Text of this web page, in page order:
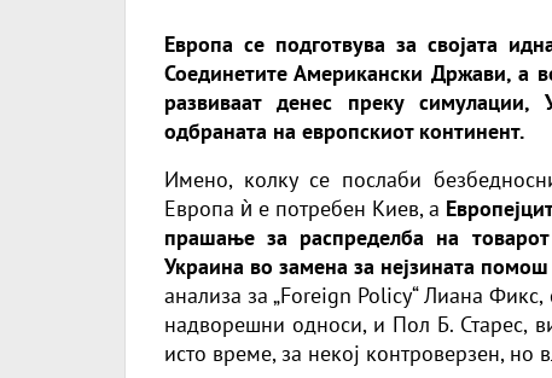
Европа се подготвува за својата
Соединетите Американски Држави, а
развиваат денес преку
одбраната на европскиот континент.
Имено, колку се послаби
Европа ѝ е потребен Киев, а
прашање за распределба на
Украина во замена за нејзината
анализа за„Foreign Policy“ Лиана Фикс,
надворешни односи, и Пол Б. Старес,
исто време, за некој контроверзен, но